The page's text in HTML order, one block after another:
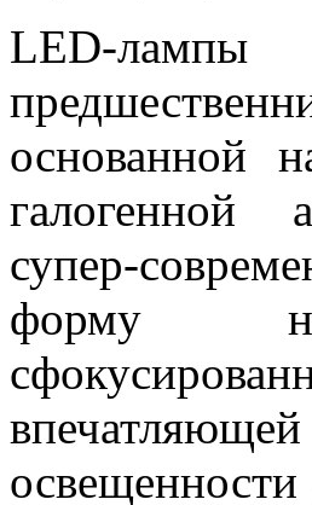
LED-
основанной
галогенной
супер-
форму